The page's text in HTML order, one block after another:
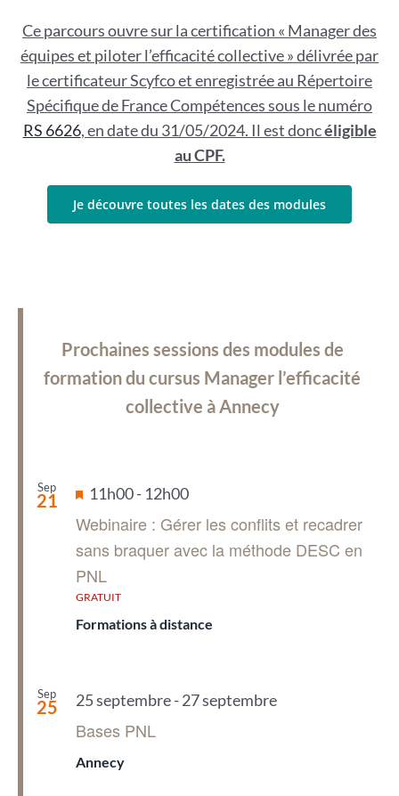
Ce parcours ouvre sur la certification « Manager des
équipes et piloter l’efficacité collective » délivrée par
le certificateur Scyfco et enregistrée au Répertoire
Spécifique de France Compétences sous le numéro
RS 6626, en date du 31/05/2024. Il est doncéligible
au CPF.
Je découvre toutes les dates des modules
Prochaines sessions des modules de
formation du cursus Manager l’efficacité
collective à Annecy
Sep
21
Mis
en
avant
11h00- 12h00
Webinaire : Gérer les conflits et recadrer
sans braquer avec la méthode DESC en
PNL
GRATUIT
Formations à distance
Sep
25 25 septembre-27 septembre
Bases PNL
Annecy